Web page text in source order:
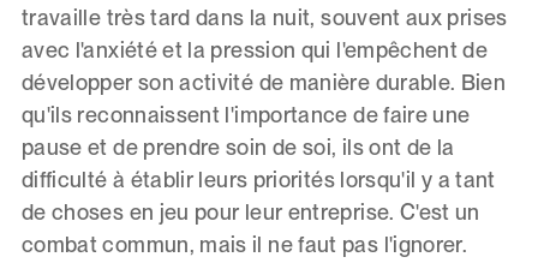
travaille très tard dans la nuit, souvent aux prises
avec l'anxiété et la pression qui l'empêchent de
développer son activité de manière durable. Bien
qu'ils reconnaissent l'importance de faire une
pause et de prendre soin de soi, ils ont de la
difficulté à établir leurs priorités lorsqu'il y a tant
de choses en jeu pour leur entreprise. C'est un
combat commun, mais il ne faut pas l'ignorer.